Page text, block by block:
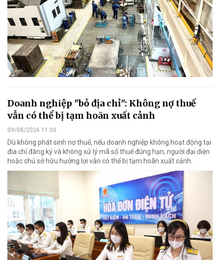
Doanh nghiệp "bỏ địa chỉ": Không nợ thuế
vẫn có thể bị tạm hoãn xuất cảnh
09/08/2026 11:00
Dù không phát sinh nợ thuế, nếu doanh nghiệp không hoạt động tại
địa chỉ đăng ký và không xử lý mã số thuế đúng hạn, người đại diện
hoặc chủ sở hữu hưởng lợi vẫn có thể bị tạm hoãn xuất cảnh.